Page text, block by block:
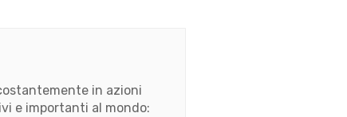
in azioni
e importanti al mondo: